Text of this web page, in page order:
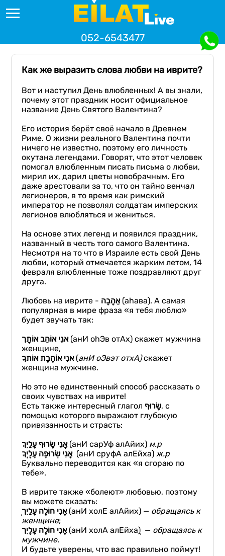
052-6543477
Как же выразить слова любви на иврите?
Вот и наступил День влюбленных! А вы знали,
почему этот праздник носит официальное
название День Святого Валентина?
Его история берёт своё начало в Древнем
Риме. O жизни реального Валентина почти
ничего не известно, поэтому его личность
окутана легендами. Говорят, что этот человек
помогал влюбленным писать письма о любви,
мирил их, дарил цветы новобрачным. Его
даже арестовали за то, что он тайно венчал
легионеров, в то время как римский
император не позволял солдатам имперских
легионов влюбляться и жениться.
На основе этих легенд и появился праздник,
названный в честь того самого Валентина.
Несмотря на то что в Израиле есть свой День
любви, который отмечается жарким летом, 14
февраля влюбленные тоже поздравляют друг
друга.
Любовь на иврите - אַהֲבָה(ahaва). А самая
популярная в мире фраза «я тебя люблю»
будет звучать так:
אנִי אוֹהֵב אוֹתָך(анИ оhЭв отАх) скажет мужчина
женщине,
אנִי אוֹהֶבֶת אוֹתךָ (анИ оЭвэт отхА)скажет
женщина мужчине.
Но это не единственный способ рассказать о
своих чувствах на иврите!
Есть также интересный глагол שָׂרוּף, с
помощью которого выражают глубокую
привязанность и страсть:
אֲנִי שָׂרוּף עָלַיִךְ(анИ сарУф алАйих) м.р
אֲנִי שְׂרוּפָה עָלֶיְךָ(анИ сруфА алЕйха)ж.р
Буквально переводится как «я сгораю по
тебе».
В иврите также «болеют» любовью, поэтому
вы можете сказать:
אֲנִי חוֹלֶה עָלַיִךְ (анИ холЕ алАйих) — обращаяськ
женщине;
אֲנִי חוֹלֶה עָלֶיִך (анИ холА алЕйха) ְ — обращаясь к
мужчине.
И будьте уверены, что вас правильно поймут!